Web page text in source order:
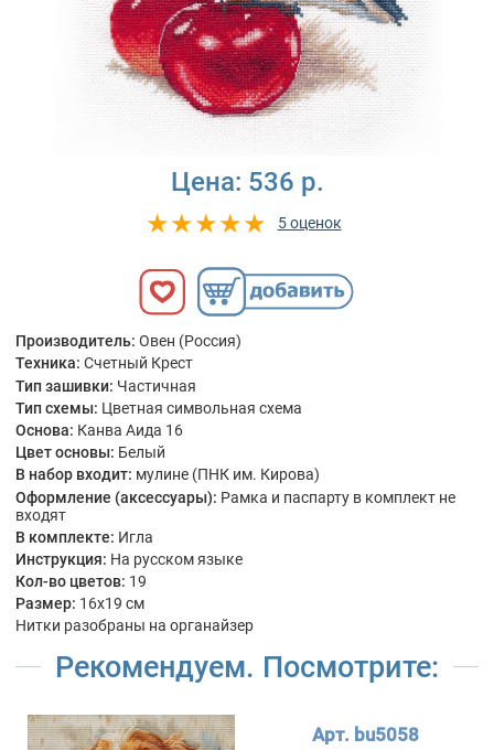
Цена: 536 р.
5 оценок
Производитель: Овен (Россия)
Техника: Счетный Крест
Тип зашивки: Частичная
Тип схемы: Цветная символьная схема
Основа: Канва Аида 16
Цвет основы: Белый
В набор входит: мулине (ПНК им. Кирова)
Оформление (аксессуары): Рамка и паспарту в комплект не
входят
В комплекте: Игла
Инструкция: На русском языке
Кол-во цветов: 19
Размер: 16x19 см
Нитки разобраны на органайзер
Рекомендуем. Посмотрите:
Арт. bu5058